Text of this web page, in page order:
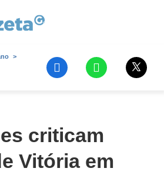
criticam
Vitória em